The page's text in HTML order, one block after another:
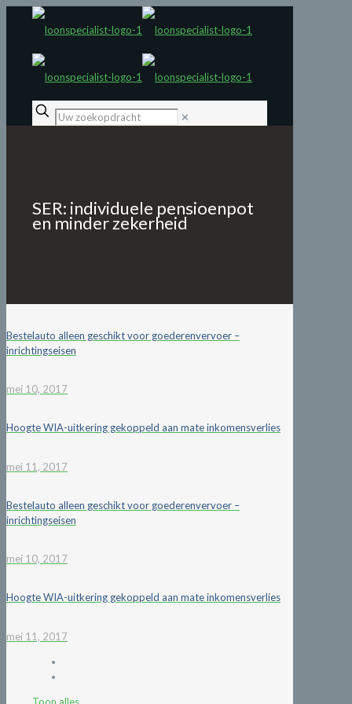
✕
SER: individuele pensioenpot
en minder zekerheid
Bestelauto alleen geschikt voor goederenvervoer –
inrichtingseisen
mei 10, 2017
Hoogte WIA-uitkering gekoppeld aan mate inkomensverlies
mei 11, 2017
Bestelauto alleen geschikt voor goederenvervoer –
inrichtingseisen
mei 10, 2017
Hoogte WIA-uitkering gekoppeld aan mate inkomensverlies
mei 11, 2017
Toon alles